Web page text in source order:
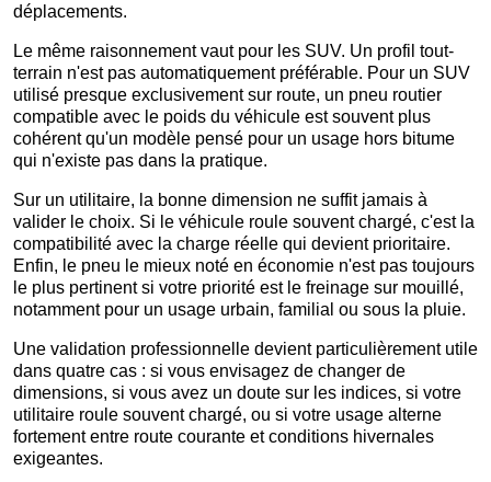
déplacements.
Le même raisonnement vaut pour les SUV. Un profil tout-
terrain n'est pas automatiquement préférable. Pour un SUV
utilisé presque exclusivement sur route, un pneu routier
compatible avec le poids du véhicule est souvent plus
cohérent qu'un modèle pensé pour un usage hors bitume
qui n'existe pas dans la pratique.
Sur un utilitaire, la bonne dimension ne suffit jamais à
valider le choix. Si le véhicule roule souvent chargé, c'est la
compatibilité avec la charge réelle qui devient prioritaire.
Enfin, le pneu le mieux noté en économie n'est pas toujours
le plus pertinent si votre priorité est le freinage sur mouillé,
notamment pour un usage urbain, familial ou sous la pluie.
Une validation professionnelle devient particulièrement utile
dans quatre cas : si vous envisagez de changer de
dimensions, si vous avez un doute sur les indices, si votre
utilitaire roule souvent chargé, ou si votre usage alterne
fortement entre route courante et conditions hivernales
exigeantes.